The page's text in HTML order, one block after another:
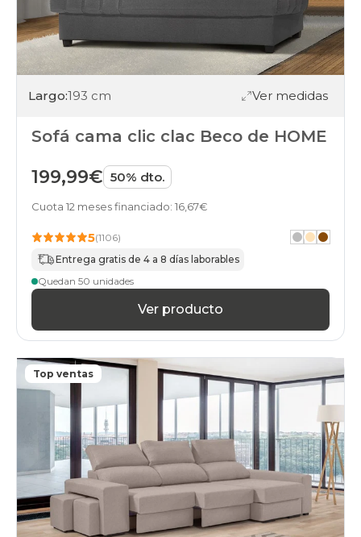
Largo:193 cm Ver medidas
Sofá cama clic clac Beco de HOME
199,99€ 50% dto.
Cuota 12 meses financiado: 16,67€
5(1106)
Entrega gratis de 4 a 8 días laborables
Quedan 50 unidades
Ver producto
Top ventas